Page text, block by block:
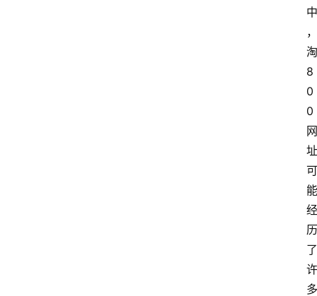
中
，
淘
8
0
0
网
址
可
能
经
历
了
许
多